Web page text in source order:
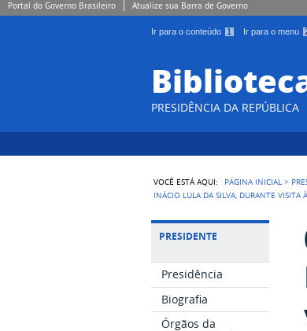
Portal do Governo Brasileiro Atualize sua Barra de Governo
Ir para o conteúdo 1 Ir para o menu
PRESIDÊNCIA DA REPÚBLICA
VOCÊ ESTÁ AQUI: PÁGINA INICIAL >
INÁCIO LULA DA SILVA, DURANTE VISITA
PRESIDENTE
Presidência
Biografia
Órgãos da